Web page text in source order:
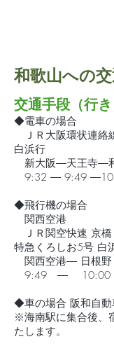
和歌山への
交通手段（行き
◆電車の場合
ＪＲ大阪環状連絡
白浜行
新大阪―天王寺―
9:32 ― 9:49
◆飛行機の場合
関西空港
ＪＲ関空快速 京橋
特急くろしお5号 白
関西空港― 日根
9:49 ― 10:00
◆車の場合 阪和自動
※海南駅に集合後、
たします。